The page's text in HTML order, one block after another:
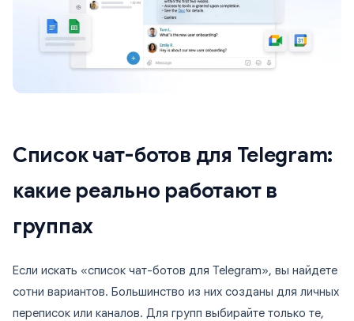
Список чат-ботов для Telegram:
какие реально работают в
группах
Если искать «список чат-ботов для Telegram», вы найдете
сотни вариантов. Большинство из них созданы для личных
переписок или каналов. Для групп выбирайте только те,